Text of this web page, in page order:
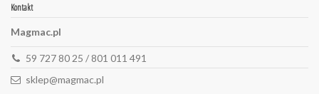
Kontakt
Magmac.pl
59 727 80 25 / 801 011 491
sklep@magmac.pl